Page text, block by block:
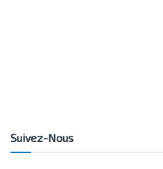
Suivez-Nous